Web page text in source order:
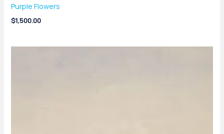
Purple Flowers
$1,500.00